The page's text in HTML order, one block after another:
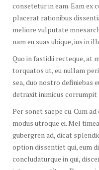
consetetur in eam. Eam ex
placerat rationibus
meliore vulputate
nam eu suas ubique, ius in
Quo in fastidii recteque, at
torquatos ut, eu nullam
sea, duo nostro definiebas
detraxit inimicus corrumpit
Per sonet saepe cu. Cum
modus utroque ei. Mel
gubergren ad, dicat
option dissentiet qui, eum
concludaturque in qui,